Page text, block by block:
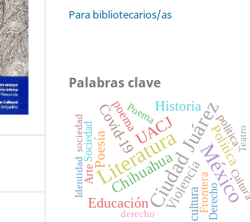
Para bibliotecarios/as
Palabras clave
LiteraturaCiudad Juárez
México
UACJ
Chihuahua
Historia
Covid-19
Poesía
Violencia
Educación
Política
cultura
poema
Frontera
política
Cultura
Poema
Arte
Sociedad
Derecho
sociedad
derecho
Teatro
Identidad